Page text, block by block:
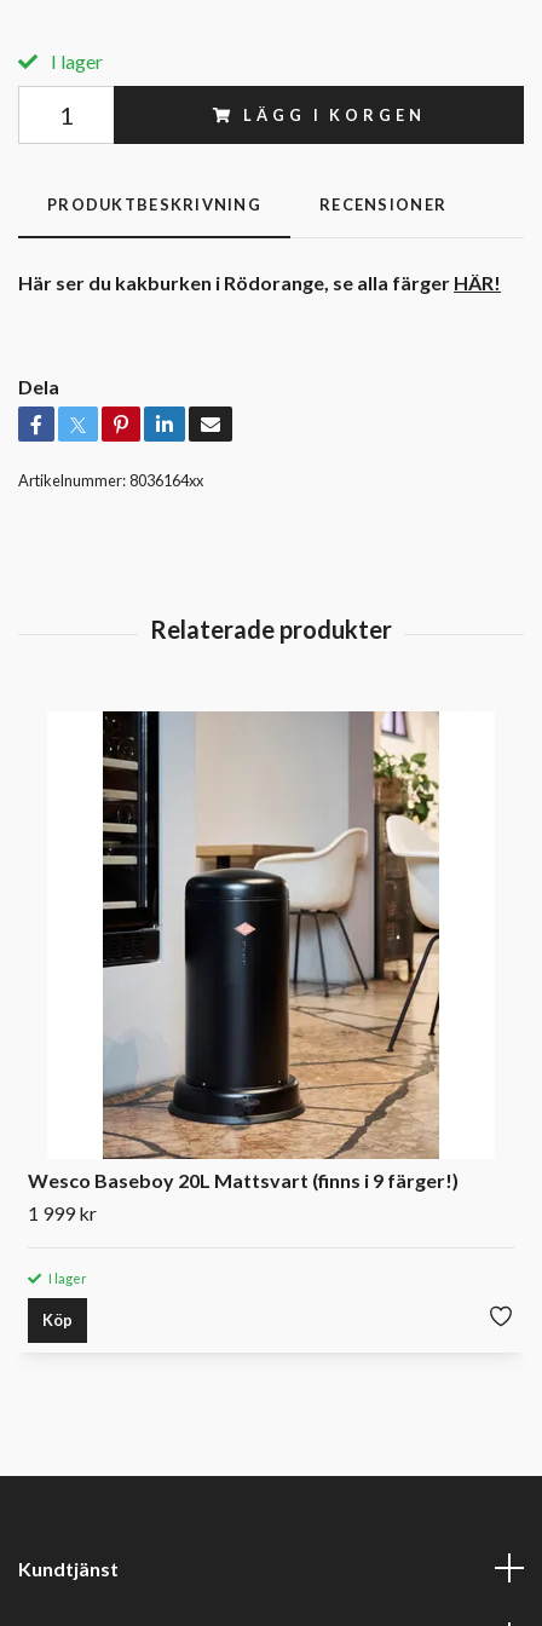
I lager
LÄGG I KORGEN
PRODUKTBESKRIVNING RECENSIONER
Här ser du kakburken i Rödorange, se alla färger HÄR!
Dela
Artikelnummer:8036164xx
Wesco Baseboy 20L Mattsvart (finns i 9 färger!)
1 999 kr
I lager
Köp
Kundtjänst